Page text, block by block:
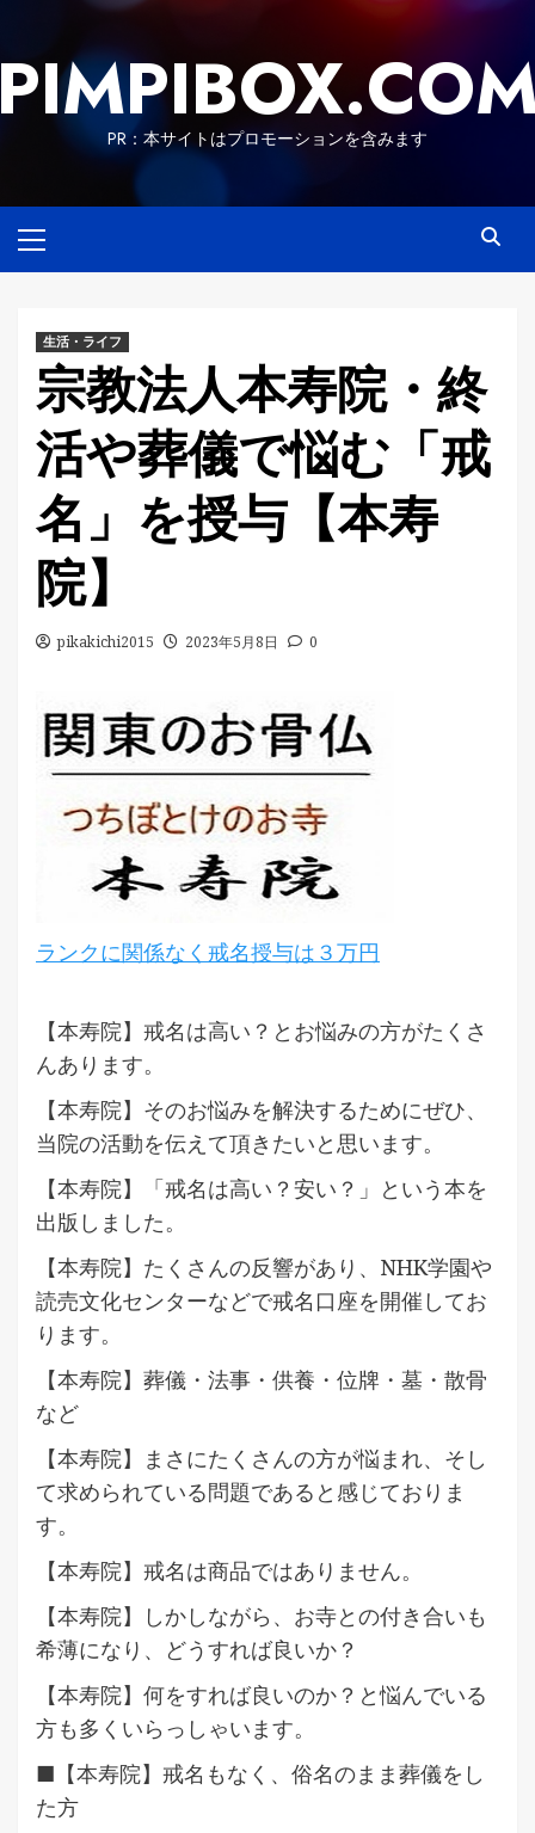
content
PR：本サイトはプロモーションを含みます
Menu
生活・ライフ
宗教法人本寿院・終
活や葬儀で悩む「戒
名」を授与【本寿
院】
pikakichi2015 2023年5月8日 0
ランクに関係なく戒名授与は３万円
【本寿院】戒名は高い？とお悩みの方がたくさ
んあります。
【本寿院】そのお悩みを解決するためにぜひ、
当院の活動を伝えて頂きたいと思います。
【本寿院】「戒名は高い？安い？」という本を
出版しました。
【本寿院】たくさんの反響があり、NHK学園や
読売文化センターなどで戒名口座を開催してお
ります。
【本寿院】葬儀・法事・供養・位牌・墓・散骨
など
【本寿院】まさにたくさんの方が悩まれ、そし
て求められている問題であると感じておりま
す。
【本寿院】戒名は商品ではありません。
【本寿院】しかしながら、お寺との付き合いも
希薄になり、どうすれば良いか？
【本寿院】何をすれば良いのか？と悩んでいる
方も多くいらっしゃいます。
■【本寿院】戒名もなく、俗名のまま葬儀をし
た方